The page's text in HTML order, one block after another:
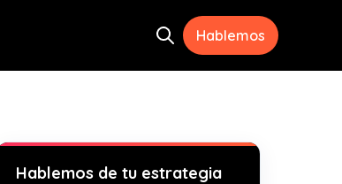
Open search
Hablemos
Hablemos de tu estrategia